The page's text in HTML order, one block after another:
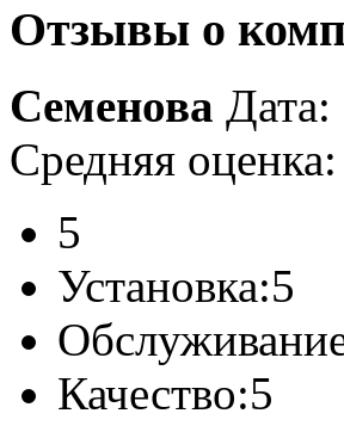
Отзывы о
Семенова
Средняя оценка:
5
Установка:5
Качество:5